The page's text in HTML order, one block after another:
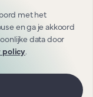
met het
en ga je akkoord
data door
policy.